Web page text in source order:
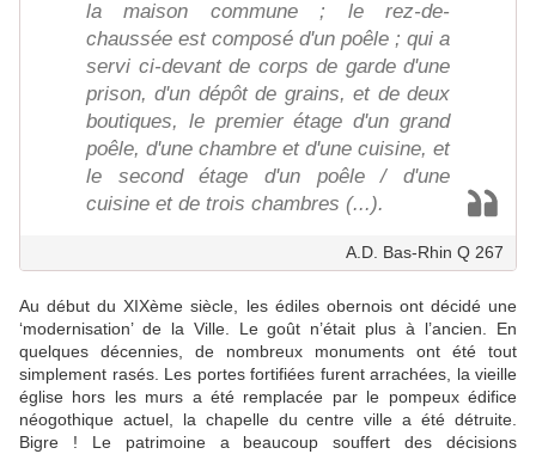
la maison commune ; le rez-de-
chaussée est composé d'un poêle ; qui a
servi ci-devant de corps de garde d'une
prison, d'un dépôt de grains, et de deux
boutiques, le premier étage d'un grand
poêle, d'une chambre et d'une cuisine, et
le second étage d'un poêle / d'une
cuisine et de trois chambres (...).
A.D. Bas-Rhin Q 267
Au début du XIXème siècle, les édiles obernois ont décidé une
‘modernisation’ de la Ville. Le goût n’était plus à l’ancien. En
quelques décennies, de nombreux monuments ont été tout
simplement rasés. Les portes fortifiées furent arrachées, la vieille
église hors les murs a été remplacée par le pompeux édifice
néogothique actuel, la chapelle du centre ville a été détruite.
Bigre ! Le patrimoine a beaucoup souffert des décisions